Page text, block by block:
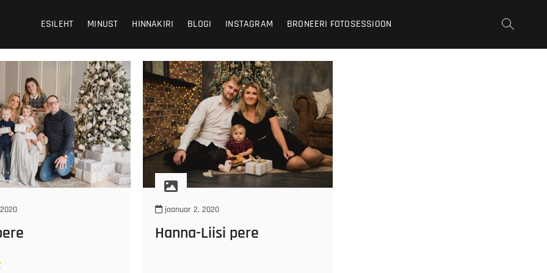
ESILEHT MINUST HINNAKIRI BLOGI INSTAGRAM BRONEERI FOTOSESSIOON
jaanuar 2, 2020
Hanna-Liisi pere